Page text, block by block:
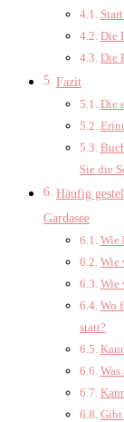
Die
Die
Fazit
Die
Sie die
Häufig
Gardasee
Wie
Wie
Wie
Wo
statt?
Gibt